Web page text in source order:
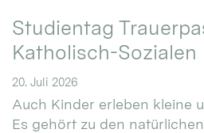
Studientag
Katholisch-
20. Juli 2026
Auch Kinder erleben kleine
Es gehört zu den